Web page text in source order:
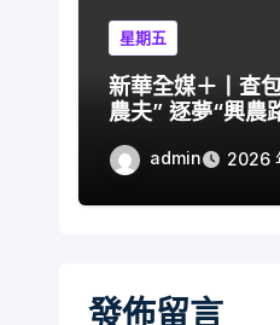
星期五
新華全媒＋丨查
農夫” 逐夢“興農
admin 2026
發佈留言